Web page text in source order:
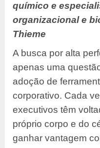
químico e
organizacional e
Thieme
A busca por alta
apenas uma
adoção de
corporativo. Cada
executivos têm
próprio corpo e do
ganhar vantagem